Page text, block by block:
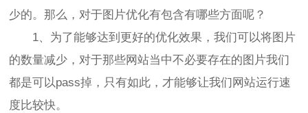
少的。那么，对于图片优化有包含有哪些方面呢？
1、为了能够达到更好的优化效果，我们可以将图片
的数量减少，对于那些网站当中不必要存在的图片我们
都是可以pass掉，只有如此，才能够让我们网站运行速
度比较快。